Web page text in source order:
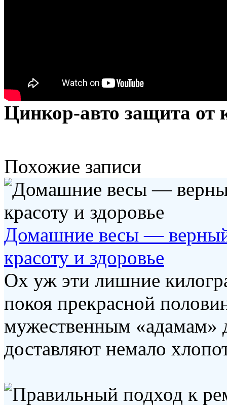
Цинкор-авто защита от
Похожие записи
Домашние весы —
красоту и здоровье
Ох уж эти лишние
покоя прекрасной
мужественным «адамам»
доставляют немало